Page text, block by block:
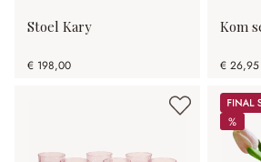
Stoel Kary
€ 198,00
Kom
€ 26,95
Sale
%
%